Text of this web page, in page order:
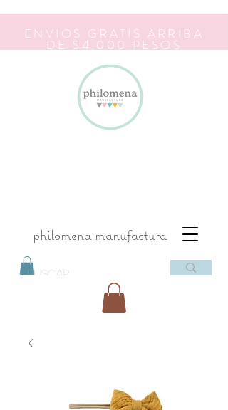
philomena manufactura
ENVIOS GRATIS ARRIBA
DE $4,000 PESOS